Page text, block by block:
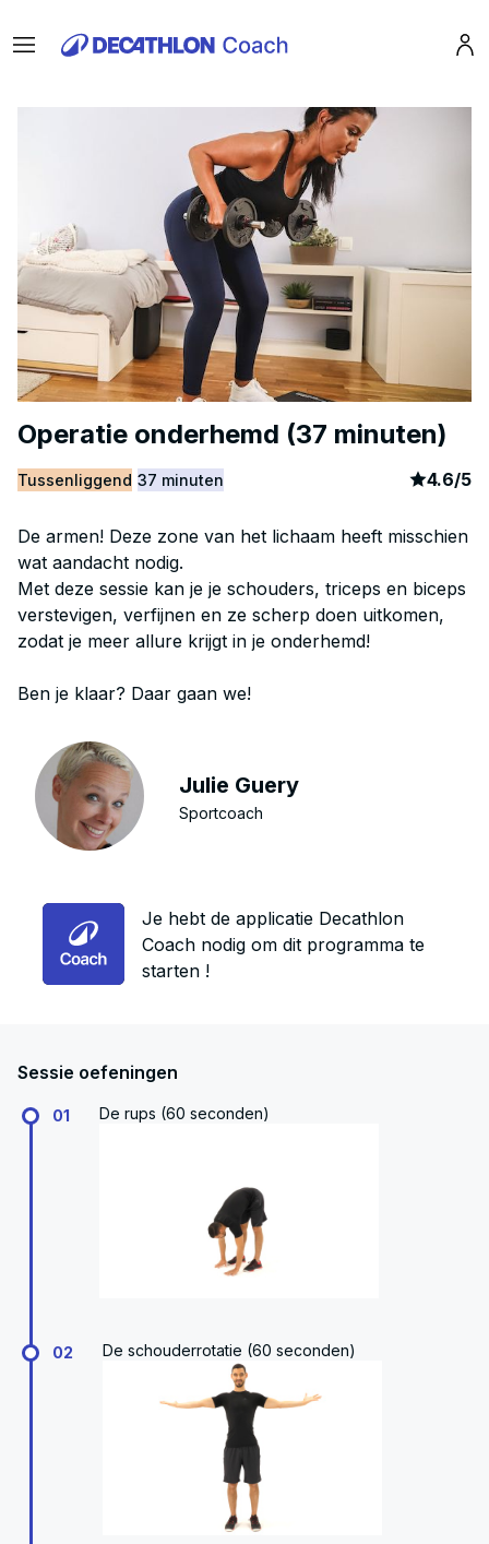
Menu
Operatie onderhemd (37 minuten)
Tussenliggend 37 minuten article
4.6/5
De armen! Deze zone van het lichaam heeft misschien
wat aandacht nodig.
Met deze sessie kan je je schouders, triceps en biceps
verstevigen, verfijnen en ze scherp doen uitkomen,
zodat je meer allure krijgt in je onderhemd!
Ben je klaar? Daar gaan we!
Julie Guery
Sportcoach
Je hebt de applicatie Decathlon
Coach nodig om dit programma te
starten !
Sessie oefeningen
01 De rups (60 seconden)
02 De schouderrotatie (60 seconden)